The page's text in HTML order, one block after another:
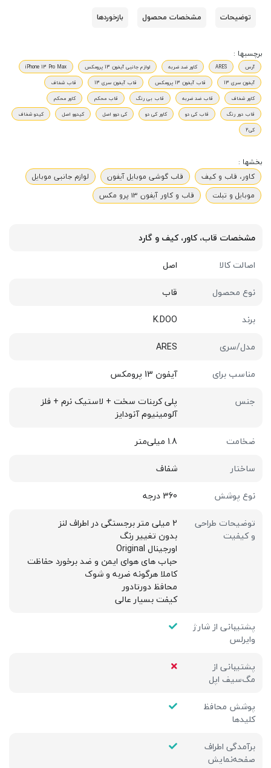
توضیحات مشخصات محصول بازخوردها
برچسبها :
آرس ARES کاور ضد ضربه لوازم جانبی آیفون 13 پرومکس
iPhone 13 Pro Max
آیفون سری 13
قاب آیفون 13 پرومکس قاب آیفون سری 13
قاب شفاف
کاور شفاف
قاب ضد ضربه قاب بی رنگ قاب محکم
کاور محکم
قاب دور رنگ
قاب کی دو کاور کی دو کی دوو اصل کیدوو اصل
کیدو شفاف
کی2
بخشها :
کاور، قاب و کیف
قاب گوشی موبایل آیفون
لوازم جانبی موبایل
موبایل و تبلت
قاب و کاور آیفون 13 پرو مکس
مشخصات قاب، کاور، کیف و گارد
اصالت کالا
اصل
نوع محصول
قاب
برند
K.DOO
مدل/سری
ARES
مناسب برای
آیفون 13 پرومکس
جنس
پلی کربنات سخت + لاستیک نرم + فلز
آلومینیوم آنودایز
ضخامت
1.8 میلی‌متر
ساختار
شفاف
نوع پوشش
360 درجه
توضیحات طراحی
و کیفیت
2 میلی متر برجستگی در اطراف لنز
بدون تغییر رنگ
اورجینال Original
حباب های هوای ایمن و ضد برخورد حفاظت
کاملا هرگونه ضربه و شوک
محافظ دورتادور
كيفت بسيار عالی
پشتیبانی از شارژ
وایرلس
پشتیبانی از
مگ‌سیف اپل
پوشش محافظ
کلیدها
برآمدگی اطراف
صفحه‌نمایش